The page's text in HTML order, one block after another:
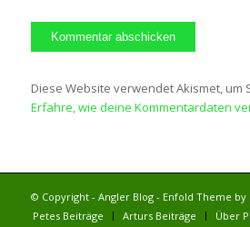
Diese Website verwendet Akismet, um
Erfahre, wie deine Kommentardaten
© Copyright - Angler Blog - Enfold Theme by
Petes Beiträge
Arturs Beiträge Über